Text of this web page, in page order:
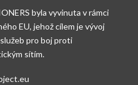
byla vyvinuta v rámci
EU, jehož cílem je vývoj
pro boj proti
sítím.